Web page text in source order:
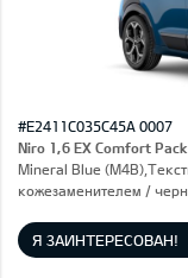
#E2411C035C45A 0007
Niro 1,6 EX Comfort Pack
Mineral Blue
кожезаменителем /
Я ЗАИНТЕРЕСОВАН!